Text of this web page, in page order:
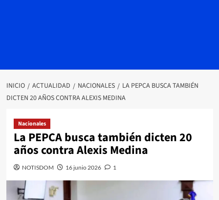
INICIO ACTUALIDAD NACIONALES
LA PEPCA BUSCA TAMBIÉN
DICTEN 20 AÑOS CONTRA ALEXIS MEDINA
Nacionales
La PEPCA busca también dicten 20
años contra Alexis Medina
NOTISDOM 16 junio 2026 1